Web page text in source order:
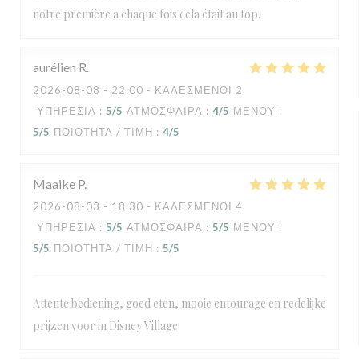
notre première à chaque fois cela était au top.
aurélien R
2026-08-08 - 22:00 - ΚΑΛΕΣΜΈΝΟΙ 2
ΥΠΗΡΕΣΊΑ : 5/5 ΑΤΜΌΣΦΑΙΡΑ : 4/5 ΜΕΝΟΎ :
5/5 ΠΟΙΌΤΗΤΑ / ΤΙΜΉ : 4/5
Maaike P
2026-08-03 - 18:30 - ΚΑΛΕΣΜΈΝΟΙ 4
ΥΠΗΡΕΣΊΑ : 5/5 ΑΤΜΌΣΦΑΙΡΑ : 5/5 ΜΕΝΟΎ :
5/5 ΠΟΙΌΤΗΤΑ / ΤΙΜΉ : 5/5
Attente bediening, goed eten, mooie entourage en redelijke
prijzen voor in Disney Village.